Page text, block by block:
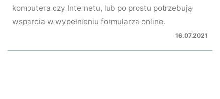
komputera czy Internetu, lub po prostu potrzebują
wsparcia w wypełnieniu formularza online.
16.07.2021